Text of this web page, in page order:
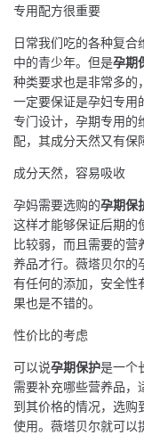
专用配方很重要
日常我们吃的各种复
中的青少年。但是孕期
种类要求也是非常多的
一定要保证是孕妇专用
专门设计，孕期专用的
配，其成分天然又有保
成分天然，容易吸收
孕妈需要选购的孕期保
这样才能够保证后期的
比较弱，而且需要的
养品才行。薇塔贝尔的
有任何的添加，安全性
果也是不错的。
性价比的考虑
可以说孕期保护是一个
需要补充哪些营养品，
到其价格的情况，选购
使用。薇塔贝尔就可以